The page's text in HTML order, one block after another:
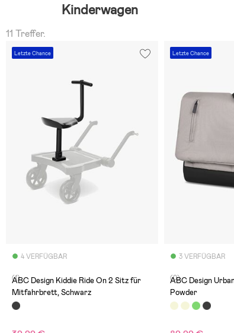
Kinderwagen
11 Treffer.
Letzte Chance
4 VERFÜGBAR
(1)
ABC Design Kiddie Ride On 2 Sitz für
Mitfahrbrett, Schwarz
Letzte Chance
3 VERFÜGBAR
(0)
ABC Design Urban Wickeltasche,
Powder